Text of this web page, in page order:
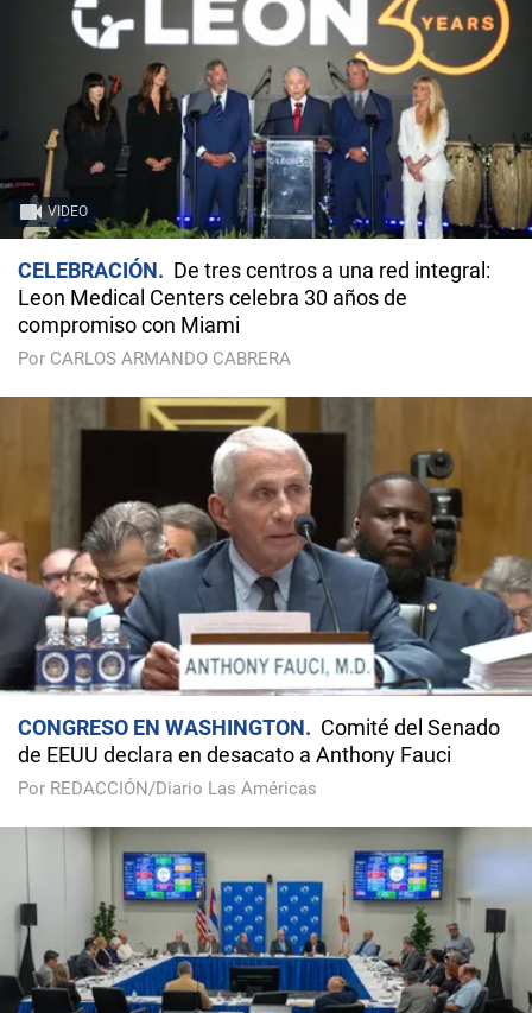
VIDEO
CELEBRACIÓN
De tres centros a una red integral:
Leon Medical Centers celebra 30 años de
compromiso con Miami
Por CARLOS ARMANDO CABRERA
CONGRESO EN WASHINGTON
Comité del Senado
de EEUU declara en desacato a Anthony Fauci
Por REDACCIÓN/Diario Las Américas